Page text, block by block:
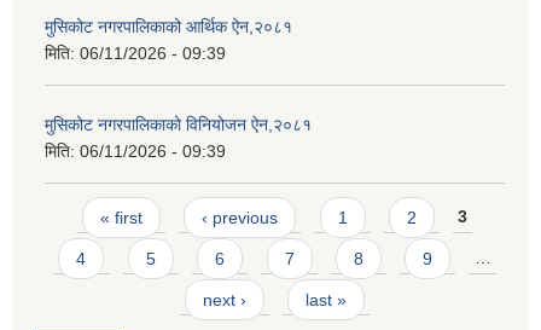
मुसिकोट नगरपालिकाको आर्थिक ऐन,२०८१
मिति: 06/11/2026 - 09:39
मुसिकोट नगरपालिकाको विनियोजन ऐन,२०८१
मिति: 06/11/2026 - 09:39
Pages
« first ‹ previous 1 2 3
4 5 6 7 8 9 …
next › last »